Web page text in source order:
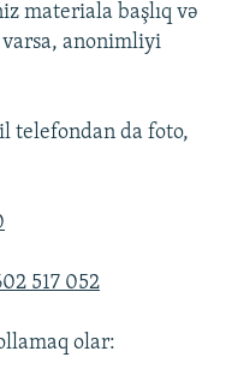
materiala başlıq və
varsa, anonimliyi
telefondan da foto,
517 052
olar: